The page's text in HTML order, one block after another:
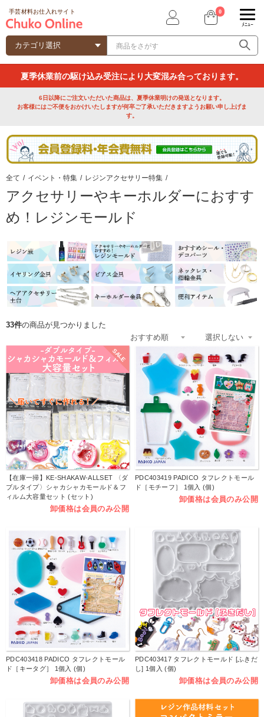
手芸材料お仕入れサイト 0
ﾒﾆｭｰ
夏季休業前の駆け込み受注により大変混み合っております。
6日以降にご注文いただいた商品は、夏季休業明けの発送となります。
お客様にはご不便をおかけいたしますが何卒ご了承いただきますようお願い申し上げま
す。
全て / イベント・特集 / レジンアクセサリー特集 /
アクセサリーやキーホルダーにおすす
め！レジンモールド
33件の商品が見つかりました
SALE
【在庫一掃】KE-SHAKAW-ALLSET 〈ダ
ブルタイプ〉シャカシャカモールド＆フ
ィルム大容量セット (セット)
卸価格は会員のみ公開
PDC403419 PADICO タフレクトモール
ド［モチーフ］ 1個入 (個)
卸価格は会員のみ公開
PDC403418 PADICO タフレクトモール
ド［キータグ］ 1個入 (個)
卸価格は会員のみ公開
PDC403417 タフレクトモールド [ふきだ
し] 1個入 (個)
卸価格は会員のみ公開